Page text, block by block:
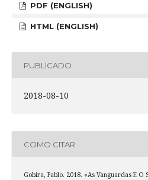
PDF (ENGLISH)
HTML (ENGLISH)
PUBLICADO
2018-08-10
COMO CITAR
Gobira, Pablo. 2018. «As Vanguardas E O